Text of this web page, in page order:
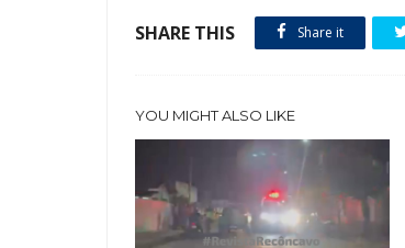
SHARE THIS Share it
YOU MIGHT ALSO LIKE